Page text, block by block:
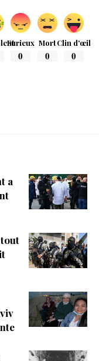
Furieux
0
Mort
0
Clin d'œil
0
a
tout